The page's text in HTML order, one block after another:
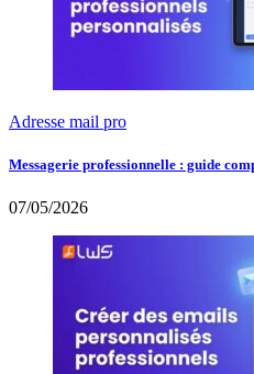
Adresse mail pro
Messagerie professionnelle : guide
07/05/2026